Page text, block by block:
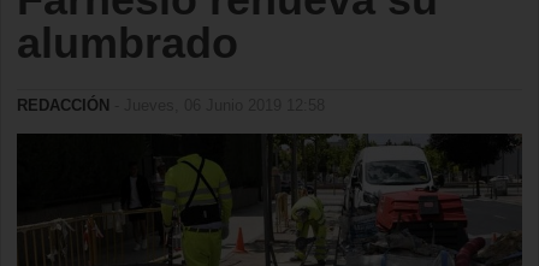
alumbrado
REDACCIÓN